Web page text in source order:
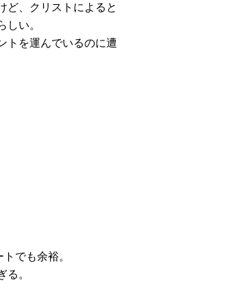
ど、クリストによると
い。
トを運んでいるのに遭
でも余裕。
る。